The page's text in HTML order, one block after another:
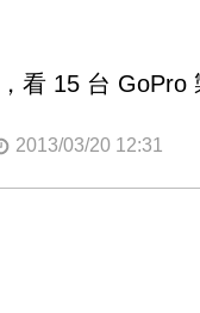
看 15 台 GoPro
2013/03/20 12:31